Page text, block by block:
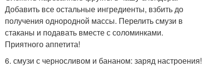
Добавить все остальные ингредиенты, взбить до
получения однородной массы. Перелить смузи в
стаканы и подавать вместе с соломинками.
Приятного аппетита!
6. смузи с черносливом и бананом: заряд настроения!